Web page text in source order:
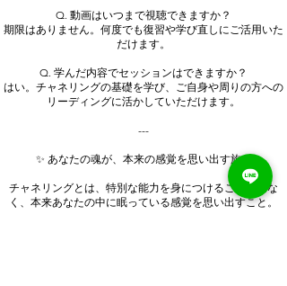
Q. 動画はいつまで視聴できますか？
期限はありません。何度でも復習や学び直しにご活用いた
だけます。
Q. 学んだ内容でセッションはできますか？
はい。チャネリングの基礎を学び、ご自身や周りの方への
リーディングに活かしていただけます。
---
✨ あなたの魂が、本来の感覚を思い出す旅へ
チャネリングとは、特別な能力を身につけることではな
く、本来あなたの中に眠っている感覚を思い出すこと。